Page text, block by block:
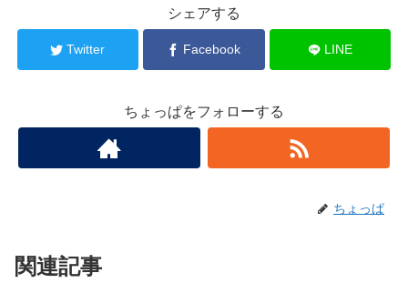
シェアする
Twitter Facebook LINE
ちょっぱをフォローする
ちょっぱ
関連記事